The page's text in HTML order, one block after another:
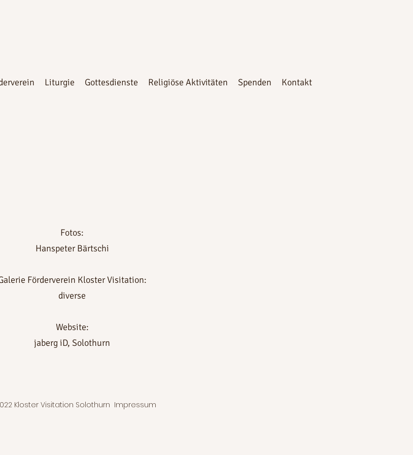
Liturgie Gottesdienste Religiöse Aktivitäten Spenden Kontakt
Fotos:
Hanspeter Bärtschi
Förderverein Kloster Visitation:
diverse
Website:
jaberg iD, Solothurn
Kloster Visitation Solothurn Impressum